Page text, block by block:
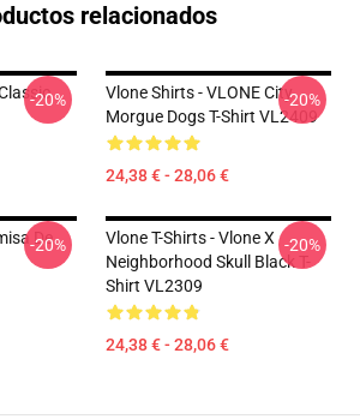
relacionados
-20%
Vlone Shirts - VLONE City
Morgue Dogs T-Shirt VL2409
24,38 € - 28,06 €
-20%
De
-20%
Vlone T-Shirts - Vlone X
Neighborhood Skull Black T-
Shirt VL2309
24,38 € - 28,06 €
-20%